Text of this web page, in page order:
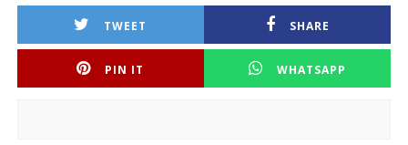
TWEET SHARE
PIN IT WHATSAPP